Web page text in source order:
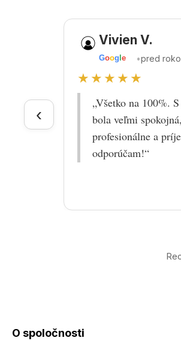
‹
Vivien V.
Goog le •pred
★★★★★
„Všetko na 100%.
bola veľmi
profesionálne a
odporúčam!“
O spoločnosti